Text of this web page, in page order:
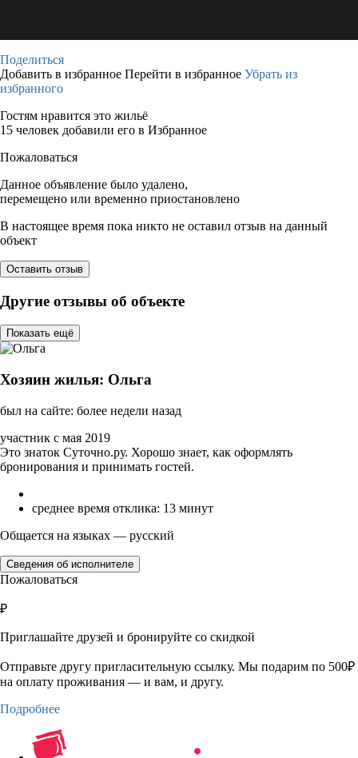
Поделиться
Добавить в избранное Перейти в избранное Убрать из
избранного
Гостям нравится это жильё
15 человек добавили его в Избранное
Пожаловаться
Данное объявление было удалено,
перемещено или временно приостановлено
В настоящее время пока никто не оставил отзыв на данный
объект
Оставить отзыв
Другие отзывы об объекте
Показать ещё
Хозяин жилья: Ольга
был на сайте: более недели назад
участник с мая 2019
Это знаток Суточно.ру. Хорошо знает, как оформлять
бронирования и принимать гостей.
среднее время отклика: 13 минут
Общается на языках — русский
Сведения об исполнителе
Пожаловаться
₽
Приглашайте друзей и бронируйте со скидкой
Отправьте другу пригласительную ссылку. Мы подарим по 500₽
на оплату проживания — и вам, и другу.
Подробнее